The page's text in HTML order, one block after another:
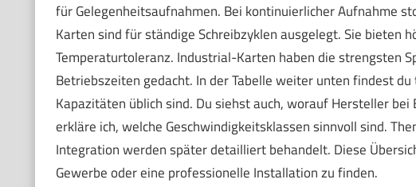
für Gelegenheitsaufnahmen. Bei kontinuierlicher Aufnahme
Karten sind für ständige Schreibzyklen ausgelegt. Sie bieten
Temperaturtoleranz. Industrial-Karten haben die strengsten
Betriebszeiten gedacht. In der Tabelle weiter unten findest
Kapazitäten üblich sind. Du siehst auch, worauf Hersteller
erkläre ich, welche Geschwindigkeitsklassen sinnvoll sind.
Integration werden später detailliert behandelt. Diese
Gewerbe oder eine professionelle Installation zu finden.